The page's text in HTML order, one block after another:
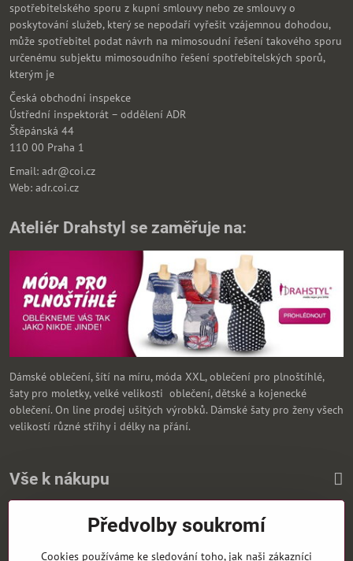
spotřebitelského sporu z kupní smlouvy nebo ze smlouvy o
poskytování služeb, který se nepodaří vyřešit vzájemnou dohodou,
může spotřebitel podat návrh na mimosoudní řešení takového sporu
určenému subjektu mimosoudního řešení spotřebitelských sporů,
kterým je
Česká obchodní inspekce
Ústřední inspektorát – oddělení ADR
Štěpánská 44
110 00 Praha 1
Email: adr@coi.cz
Web: adr.coi.cz
Ateliér Drahstyl se zaměřuje na:
Dámské oblečení, šítí na míru, móda XXL, oblečení pro plnoštíhlé,
šaty pro moletky, velké velikosti oblečení, dětské a kojenecké
oblečení. On line prodej ušitých výrobků. Dámské šaty pro ženy všech
velikostí různé střihy i délky na přání.
Vše k nákupu
Zasíláme i na SlovenskoPředvolby soukromí
Cookies používáme ke sledování toho, jak naši zákazníci